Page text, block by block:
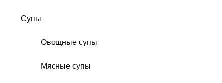
Супы
Овощные супы
Мясные супы